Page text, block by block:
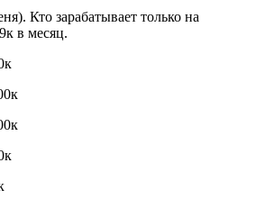
Кто зарабатывает только на
в месяц.